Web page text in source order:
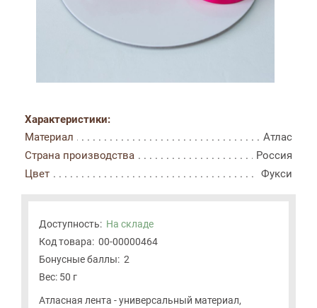
Характеристики:
Материал
Атлас
Страна производства
Россия
Цвет
Фукси
Доступность: На складе
Код товара: 00-00000464
Бонусные баллы: 2
Вес: 50 г
Атласная лента - универсальный материал,